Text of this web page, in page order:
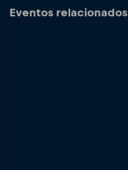
Eventos relacionados